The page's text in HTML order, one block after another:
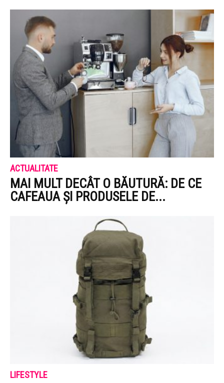
ACTUALITATE
MAI MULT DECÂT O BĂUTURĂ: DE CE
CAFEAUA ȘI PRODUSELE DE...
LIFESTYLE